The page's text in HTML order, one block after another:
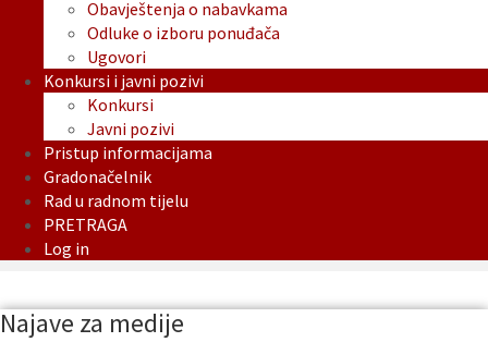
Obavještenja o nabavkama
Odluke o izboru ponuđača
Ugovori
Konkursi i javni pozivi
Konkursi
Javni pozivi
Pristup informacijama
Gradonačelnik
Rad u radnom tijelu
PRETRAGA
Log in
Najave za medije